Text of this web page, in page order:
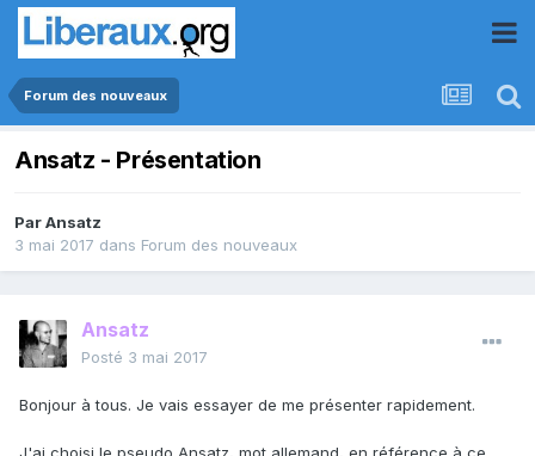
Forum des nouveaux
Ansatz - Présentation
ParAnsatz
3 mai 2017 dans Forum des nouveaux
Ansatz
Posté 3 mai 2017
Bonjour à tous. Je vais essayer de me présenter rapidement.